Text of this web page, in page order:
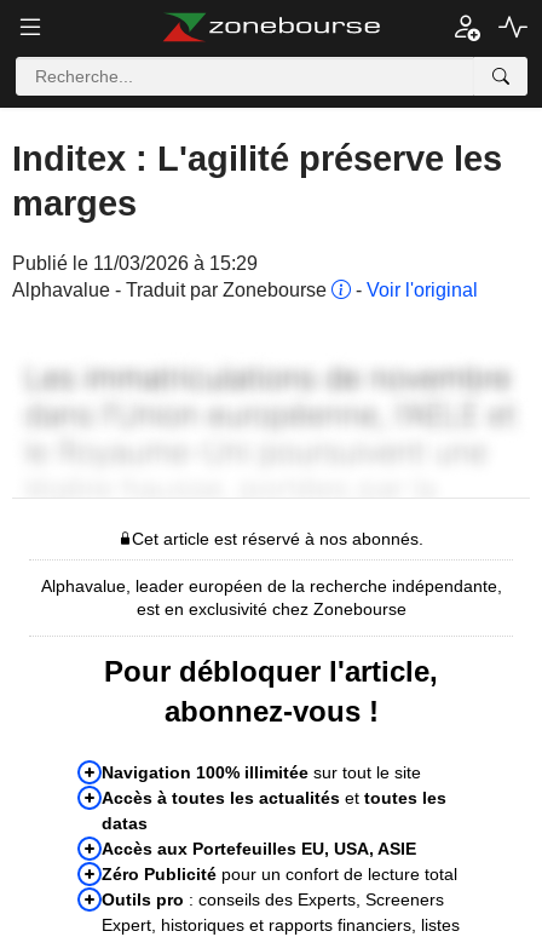
Inditex : L'agilité préserve les
marges
Publié le 11/03/2026 à 15:29
Alphavalue - Traduit par Zonebourse
- Voir l'original
Cet article est réservé à nos abonnés.
Alphavalue, leader européen de la recherche indépendante,
est en exclusivité chez Zonebourse
Pour débloquer l'article,
abonnez-vous !
Navigation 100% illimitée sur tout le site
Accès à toutes les actualités et toutes les
datas
Accès aux Portefeuilles EU, USA, ASIE
Zéro Publicité pour un confort de lecture total
Outils pro : conseils des Experts, Screeners
Expert, historiques et rapports financiers, listes